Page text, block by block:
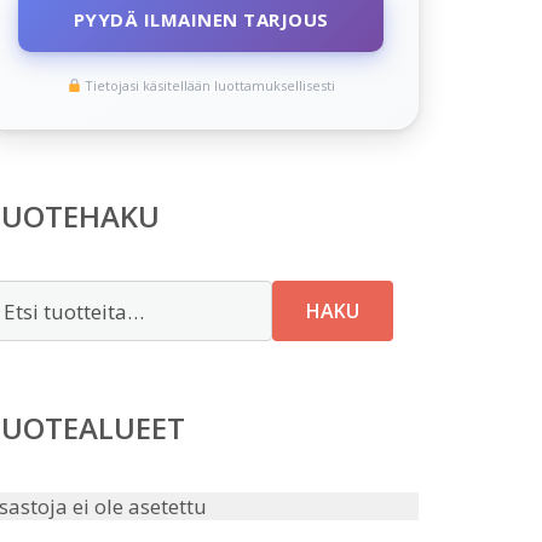
PYYDÄ ILMAINEN TARJOUS
Tietojasi käsitellään luottamuksellisesti
HAKU
ei ole asetettu